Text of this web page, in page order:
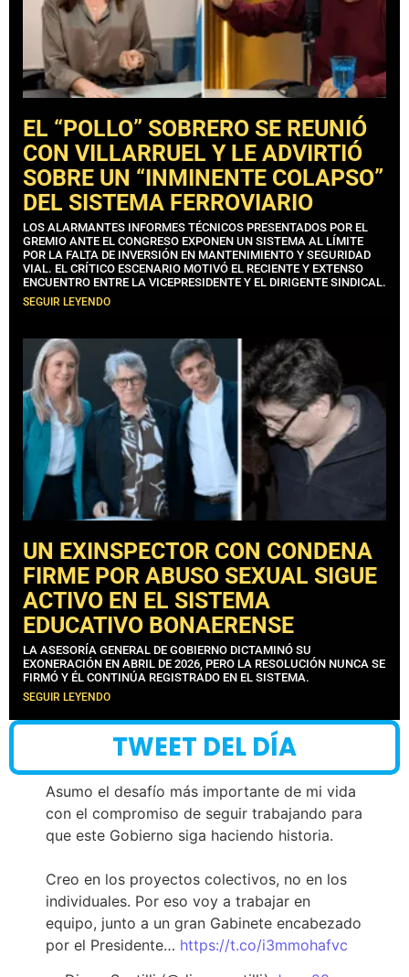
EL “POLLO” SOBRERO SE REUNIÓ
CON VILLARRUEL Y LE ADVIRTIÓ
SOBRE UN “INMINENTE COLAPSO”
DEL SISTEMA FERROVIARIO
LOS ALARMANTES INFORMES TÉCNICOS PRESENTADOS POR EL
GREMIO ANTE EL CONGRESO EXPONEN UN SISTEMA AL LÍMITE
POR LA FALTA DE INVERSIÓN EN MANTENIMIENTO Y SEGURIDAD
VIAL. EL CRÍTICO ESCENARIO MOTIVÓ EL RECIENTE Y EXTENSO
ENCUENTRO ENTRE LA VICEPRESIDENTE Y EL DIRIGENTE SINDICAL.
SEGUIR LEYENDO
UN EXINSPECTOR CON CONDENA
FIRME POR ABUSO SEXUAL SIGUE
ACTIVO EN EL SISTEMA
EDUCATIVO BONAERENSE
LA ASESORÍA GENERAL DE GOBIERNO DICTAMINÓ SU
EXONERACIÓN EN ABRIL DE 2026, PERO LA RESOLUCIÓN NUNCA SE
FIRMÓ Y ÉL CONTINÚA REGISTRADO EN EL SISTEMA.
SEGUIR LEYENDO
TWEET DEL DÍA
Asumo el desafío más importante de mi vida
con el compromiso de seguir trabajando para
que este Gobierno siga haciendo historia.
Creo en los proyectos colectivos, no en los
individuales. Por eso voy a trabajar en
equipo, junto a un gran Gabinete encabezado
por el Presidente… https://t.co/i3mmohafvc